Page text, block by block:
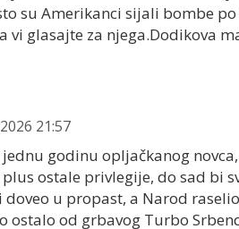
su Amerikanci sijali bombe
vi glasajte za njega.Dodikova
21:57
jednu godinu opljačkanog
ostale privlegije, do sad bi
doveo u propast, a Narod
ostalo od grbavog Turbo